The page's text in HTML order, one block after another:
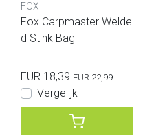
FOX
Fox Carpmaster Welde
d Stink Bag
EUR 18,39 EUR 22,99
Vergelijk